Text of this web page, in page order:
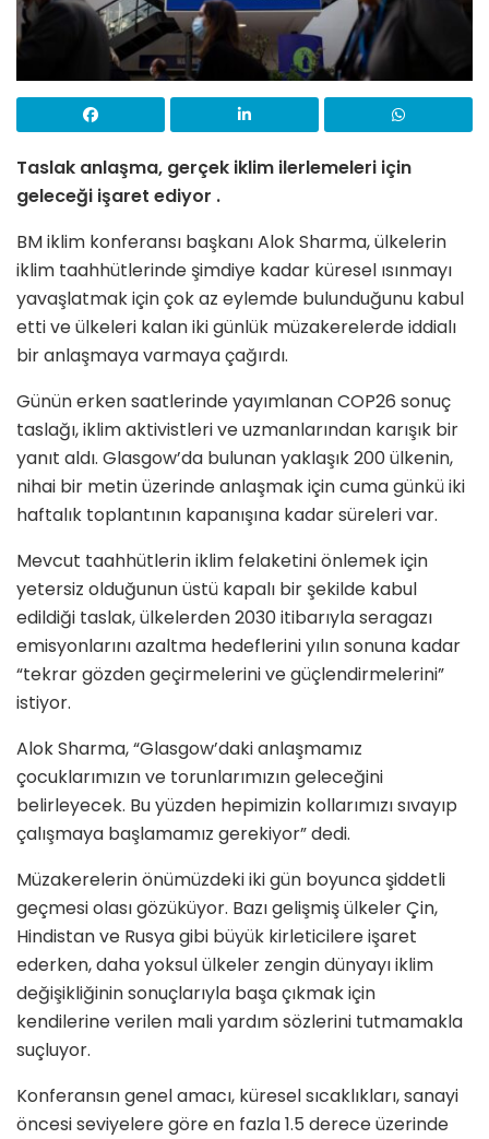
Taslak anlaşma, gerçek iklim ilerlemeleri için
geleceği işaret ediyor .
BM iklim konferansı başkanı Alok Sharma, ülkelerin
iklim taahhütlerinde şimdiye kadar küresel ısınmayı
yavaşlatmak için çok az eylemde bulunduğunu kabul
etti ve ülkeleri kalan iki günlük müzakerelerde iddialı
bir anlaşmaya varmaya çağırdı.
Günün erken saatlerinde yayımlanan COP26 sonuç
taslağı, iklim aktivistleri ve uzmanlarından karışık bir
yanıt aldı. Glasgow’da bulunan yaklaşık 200 ülkenin,
nihai bir metin üzerinde anlaşmak için cuma günkü iki
haftalık toplantının kapanışına kadar süreleri var.
Mevcut taahhütlerin iklim felaketini önlemek için
yetersiz olduğunun üstü kapalı bir şekilde kabul
edildiği taslak, ülkelerden 2030 itibarıyla seragazı
emisyonlarını azaltma hedeflerini yılın sonuna kadar
“tekrar gözden geçirmelerini ve güçlendirmelerini”
istiyor.
Alok Sharma, “Glasgow’daki anlaşmamız
çocuklarımızın ve torunlarımızın geleceğini
belirleyecek. Bu yüzden hepimizin kollarımızı sıvayıp
çalışmaya başlamamız gerekiyor” dedi.
Müzakerelerin önümüzdeki iki gün boyunca şiddetli
geçmesi olası gözüküyor. Bazı gelişmiş ülkeler Çin,
Hindistan ve Rusya gibi büyük kirleticilere işaret
ederken, daha yoksul ülkeler zengin dünyayı iklim
değişikliğinin sonuçlarıyla başa çıkmak için
kendilerine verilen mali yardım sözlerini tutmamakla
suçluyor.
Konferansın genel amacı, küresel sıcaklıkları, sanayi
öncesi seviyelere göre en fazla 1.5 derece üzerinde